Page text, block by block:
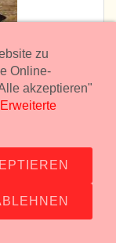
zu
Online-
akzeptieren"
Erweiterte